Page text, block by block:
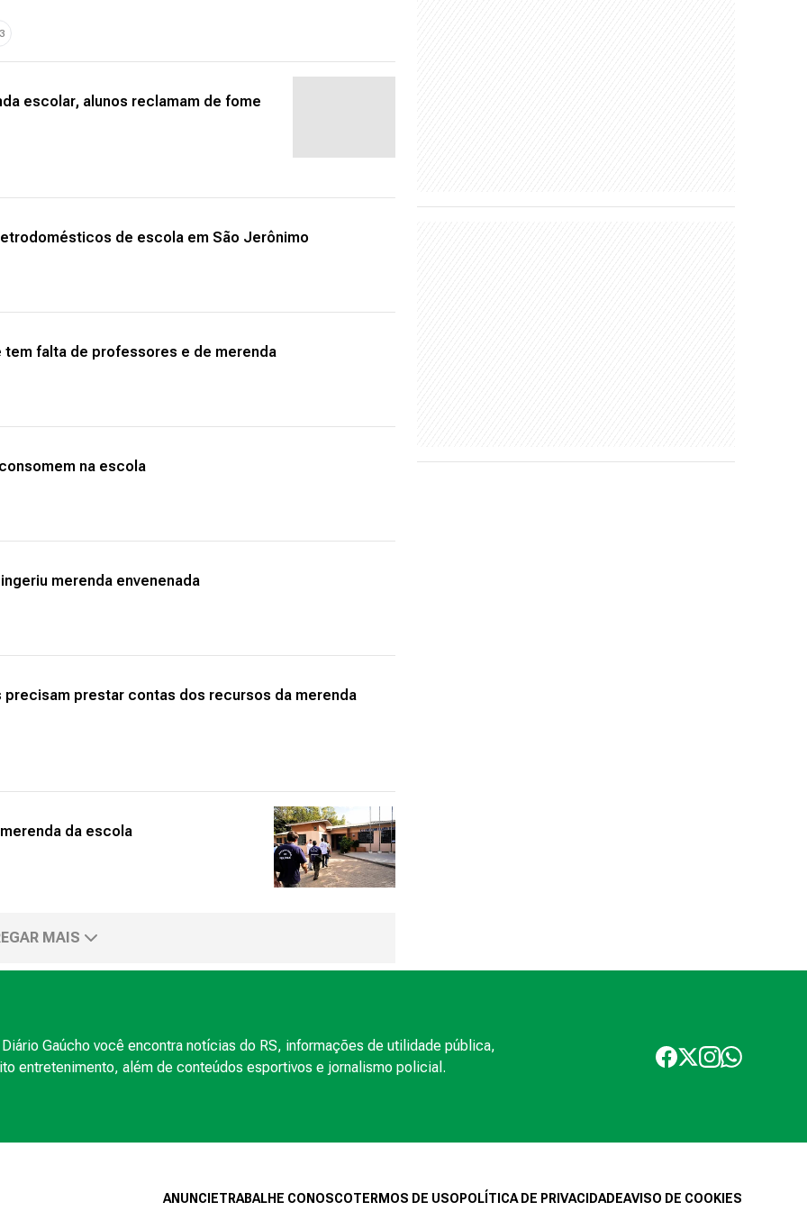
3
escolar, alunos reclamam de fome
de escola em São Jerônimo
falta de professores e de merenda
na escola
merenda envenenada
prestar contas dos recursos da merenda
da escola
MAIS
Gaúcho você encontra notícias do RS, informações de utilidade pública,
entretenimento, além de conteúdos esportivos e jornalismo policial.
ANUNCIETRABALHE CONOSCOTERMOS DE USO POLÍTICA DE PRIVACIDADEAVISO DE COOKIES